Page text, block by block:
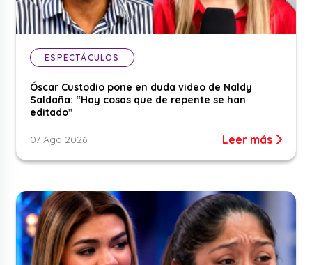
ESPECTÁCULOS
Óscar Custodio pone en duda video de Naldy
Saldaña: “Hay cosas que de repente se han
editado”
07 Ago 2026 Leer más